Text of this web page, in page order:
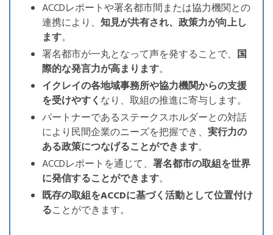
ACCDレポートや署名都市間または協力機関との
連携により、 知見が共有され、政策力が向上し
ます。
署名都市が一丸となって声を発することで、 国
際的な発言力が高まります。
イクレイの各地域事務所や協力機関からの支援
を受けやすくなり、取組の推進に寄与します。
パートナーであるステークスホルダーとの対話
により民間企業のニーズを把握でき、 実行力の
ある政策につなげることができます。
ACCDレポートを通じて、 署名都市の取組を世界
に発信することができます。
既存の取組をACCDに基づく活動として位置付け
ることができます。